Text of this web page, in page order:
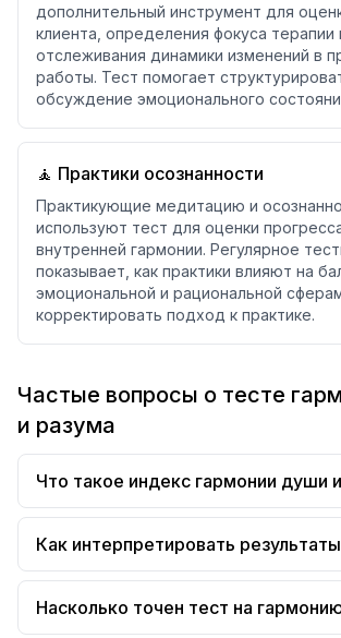
дополнительный инструмент для
клиента, определения фокуса терапии
отслеживания динамики изменений в
работы. Тест помогает
обсуждение эмоционального
🧘 Практики осознанности
Практикующие медитацию и
используют тест для оценки
внутренней гармонии. Регулярное
показывает, как практики влияют на
эмоциональной и рациональной
корректировать подход к практике.
Частые вопросы о тесте
и разума
Что такое индекс гармонии души
Как интерпретировать
Насколько точен тест на